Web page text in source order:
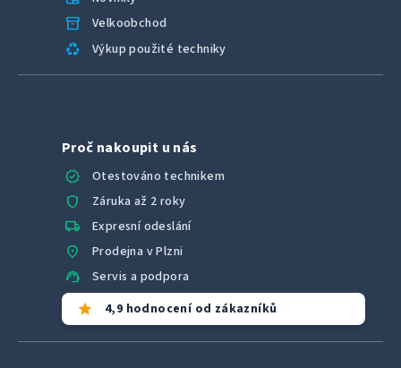
inventory_2 Velkoobchod
recycling Výkup použité techniky
Proč nakoupit u nás
verified
Otestováno technikem
shield Záruka až 2 roky
local_shipping Expresní odeslání
location_on Prodejna v Plzni
support_agent Servis a podpora
star 4,9 hodnocení od zákazníků